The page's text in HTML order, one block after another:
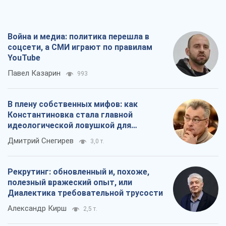
Война и медиа: политика перешла в
соцсети, а СМИ играют по правилам
YouTube
Павел Казарин 993
В плену собственных мифов: как
Константиновка стала главной
идеологической ловушкой для
российских оккупантов
Дмитрий Снегирев 3,0 т.
Рекрутинг: обновленный и, похоже,
полезный вражеский опыт, или
Диалектика требовательной трусости
Александр Кирш 2,5 т.